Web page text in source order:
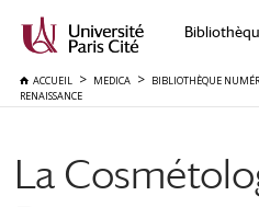
ACCUEIL MEDICA BIBLIOTHÈQUE
RENAISSANCE
La